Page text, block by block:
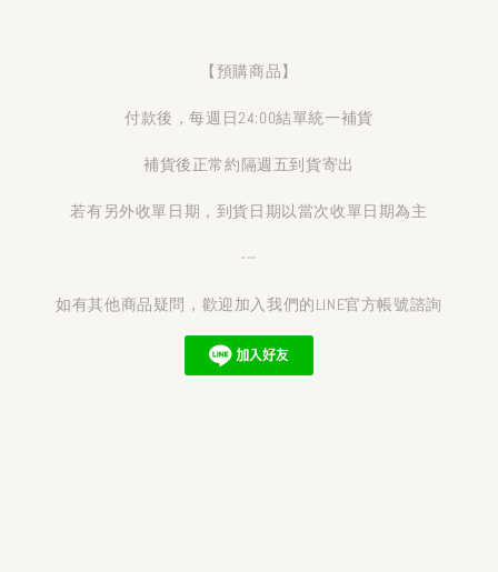
【預購商品】
付款後，每週日24:00結單統一補貨
補貨後正常約隔週五到貨寄出
若有另外收單日期，到貨日期以當次收單日期為主
---
如有其他商品疑問，歡迎加入我們的LINE官方帳號諮詢